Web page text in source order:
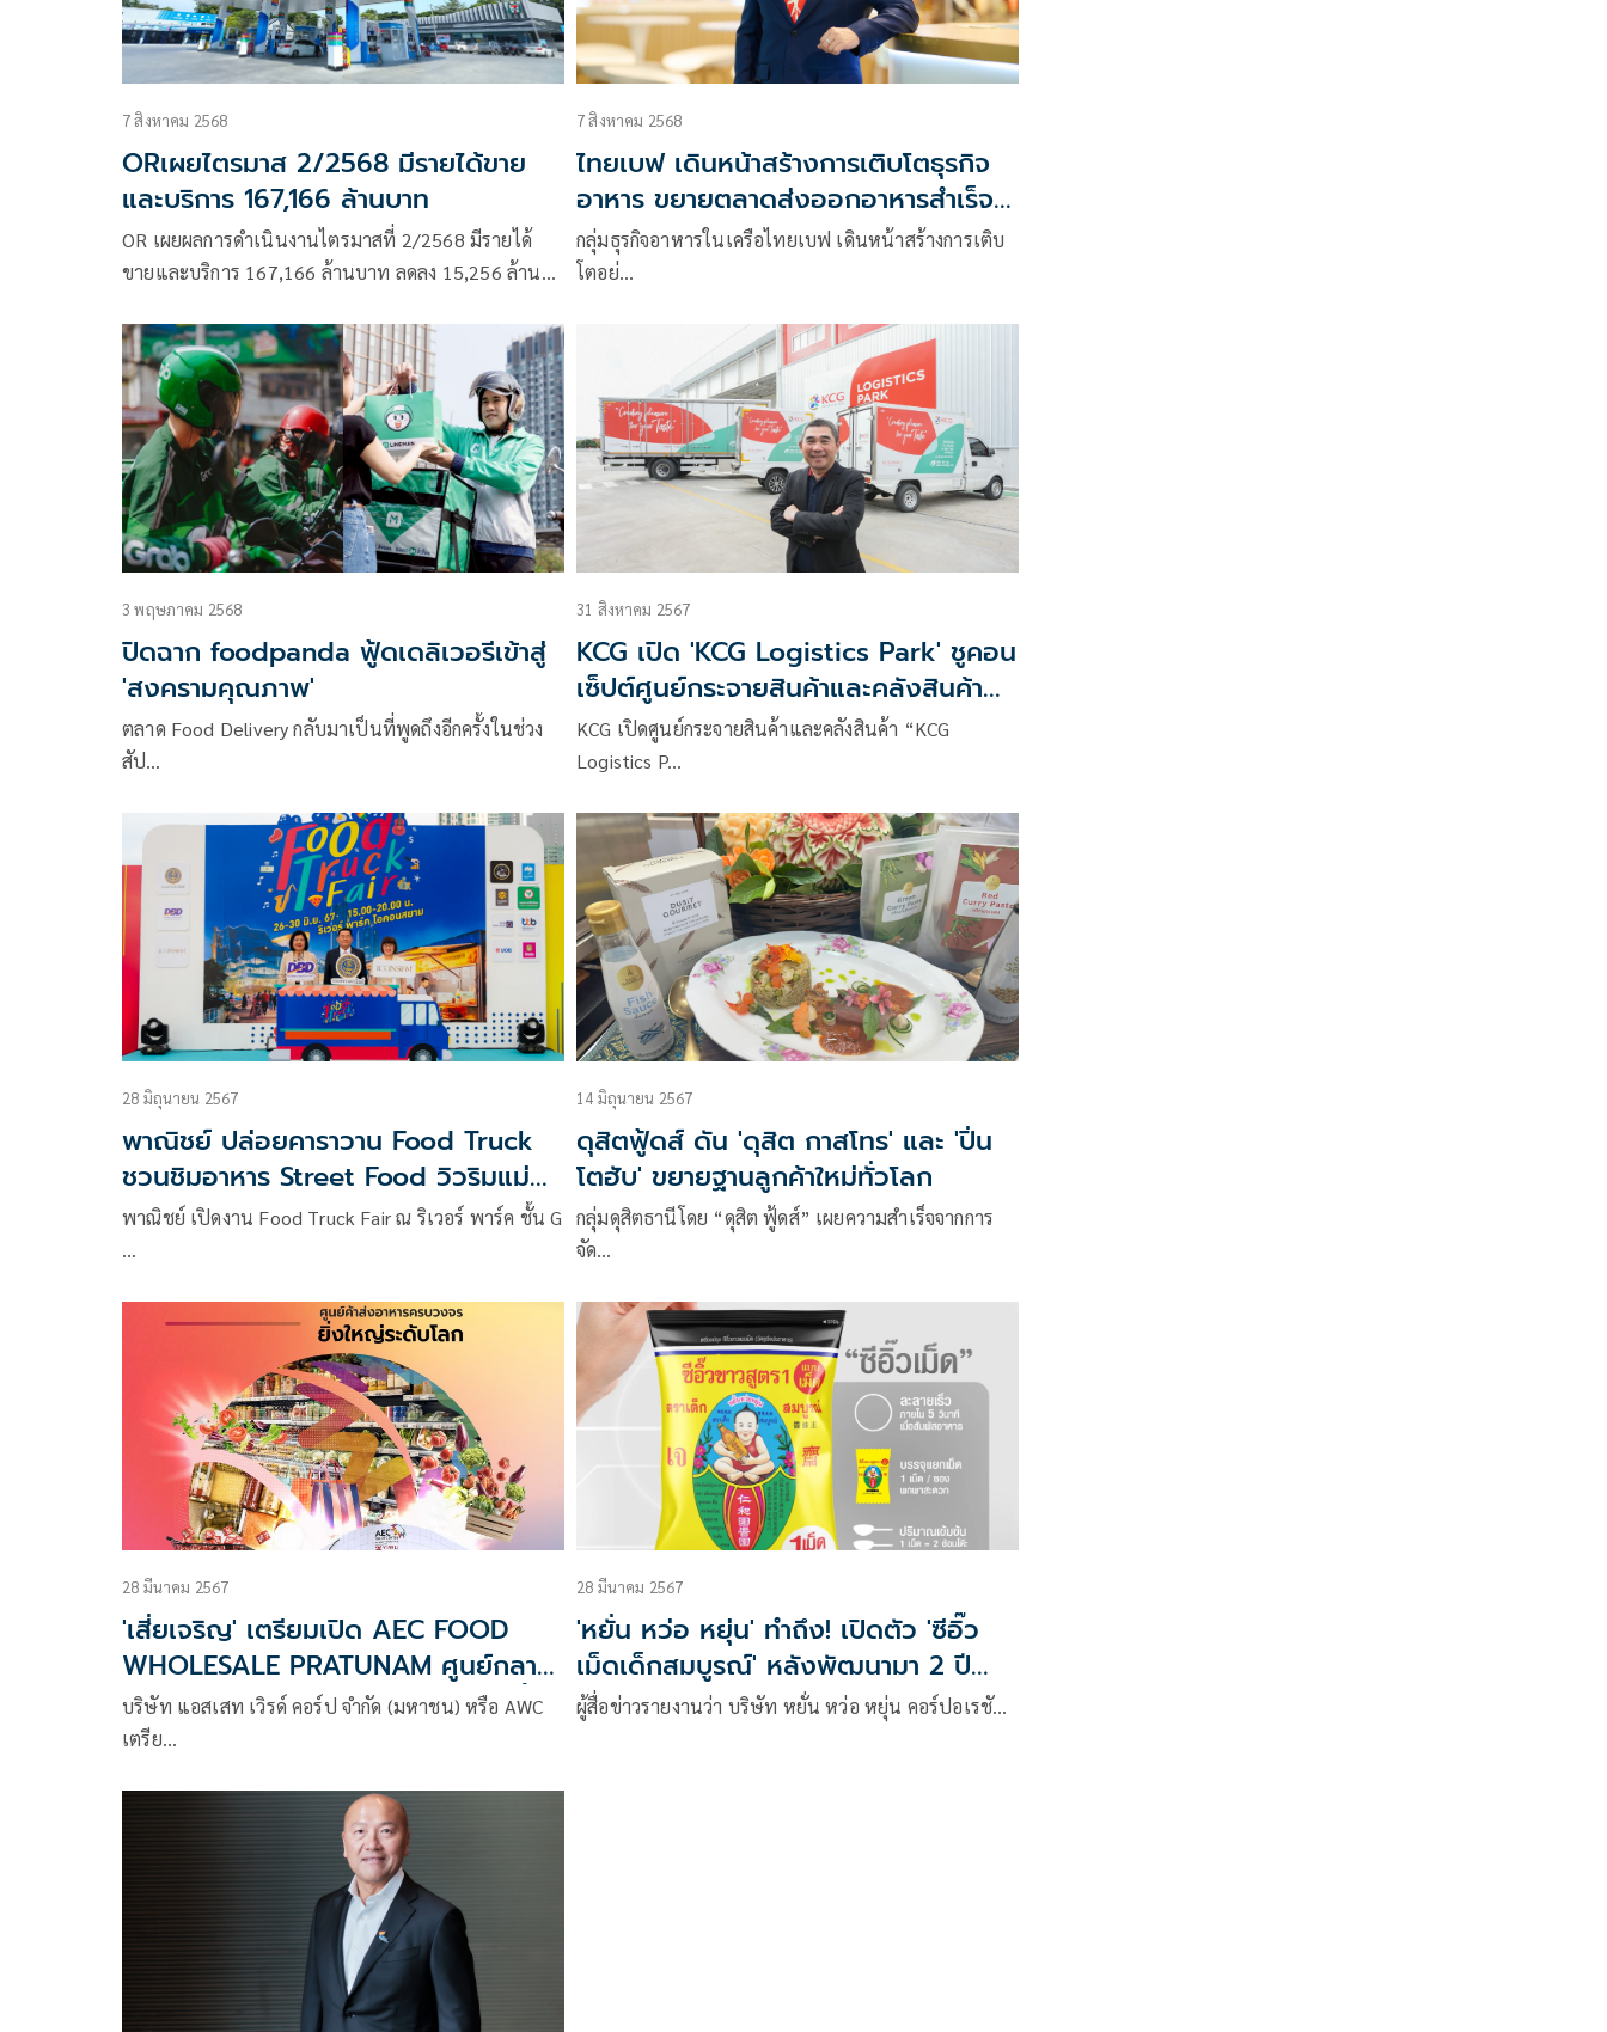
7 สิงหาคม 2568
ORเผยไตรมาส 2/2568 มีรายได้ขาย
และบริการ 167,166 ล้านบาท
OR เผยผลการดำเนินงานไตรมาสที่ 2/2568 มีรายได้
ขายและบริการ 167,166 ล้านบาท ลดลง 15,256 ล้าน
Lifestyle ปรับตัวเพิ่มขึ้นจากทั้งธุรกิจค้าปลีกอาหารและ
เครื่องดื่ม และธุรกิจค้าปลีกอื่น ๆ
7 สิงหาคม 2568
ไทยเบฟ เดินหน้าสร้างการเติบโตธุรกิจ
อาหาร ขยายตลาดส่งออกอาหารสำเร็จ
รูปฯ ลุยอาเซียน-ยุโรป
กลุ่มธุรกิจอาหารในเครือไทยเบฟ เดินหน้าสร้างการเติบ
โตอย่…
3 พฤษภาคม 2568
ปิดฉาก foodpanda ฟู้ดเดลิเวอรีเข้าสู่
'สงครามคุณภาพ'
ตลาด Food Delivery กลับมาเป็นที่พูดถึงอีกครั้งในช่วง
สัป…
31 สิงหาคม 2567
KCG เปิด 'KCG Logistics Park' ชูคอน
เซ็ปต์ศูนย์กระจายสินค้าและคลังสินค้า
แห่งความยั่งยืน เดินหน้าสู่เป้า
หมาย1หมื่นล้านบาท
KCG เปิดศูนย์กระจายสินค้าและคลังสินค้า “KCG
Logistics P…
28 มิถุนายน 2567
พาณิชย์ ปล่อยคาราวาน Food Truck
ชวนชิมอาหาร Street Food วิวริมแม่น้ำ
เจ้าพระยา
พาณิชย์ เปิดงาน Food Truck Fair ณ ริเวอร์ พาร์ค ชั้น G
…
14 มิถุนายน 2567
ดุสิตฟู้ดส์ ดัน 'ดุสิต กาสโทร' และ 'ปิ่น
โตฮับ' ขยายฐานลูกค้าใหม่ทั่วโลก
กลุ่มดุสิตธานีโดย “ดุสิต ฟู้ดส์” เผยความสำเร็จจากการ
จัด…
28 มีนาคม 2567
'เสี่ยเจริญ' เตรียมเปิด AEC FOOD
WHOLESALE PRATUNAM ศูนย์กลาง
ค้าส่งอาหารระดับโลก วันที่ 26 มิ.ย. นี้
บริษัท แอสเสท เวิรด์ คอร์ป จำกัด (มหาชน) หรือ AWC
เตรีย…
28 มีนาคม 2567
'หยั่น หว่อ หยุ่น' ทำถึง! เปิดตัว 'ซีอิ๊ว
เม็ดเด็กสมบูรณ์' หลังพัฒนามา 2 ปี
ตอบโจทย์ผู้บริโภคยุคใหม่
ผู้สื่อข่าวรายงานว่า บริษัท หยั่น หว่อ หยุ่น คอร์ปอเรชั…